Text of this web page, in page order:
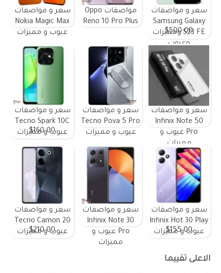
سعر و مواصفات
Samsung Galaxy
S23 FE ومميزات
وعيوب
$500.00
مواصفات Oppo
Reno 10 Pro Plus
سعر و مواصفات
Nokia Magic Max
عيوب و مميزات
سعر و مواصفات
Infinix Note 50
Pro عيوب و
مميزات
سعر و مواصفات
Tecno Pova 5 Pro
عيوب و مميزات
سعر و مواصفات
Tecno Spark 10C
عيوب و مميزات
$160.00
سعر و مواصفات
Infinix Hot 30 Play
عيوب و مميزات
$155.00
سعر و مواصفات
Infinix Note 30
Pro عيوب و
مميزات
سعر و مواصفات
Tecno Camon 20
عيوب و مميزات
$210.00
الاعلى تقييما